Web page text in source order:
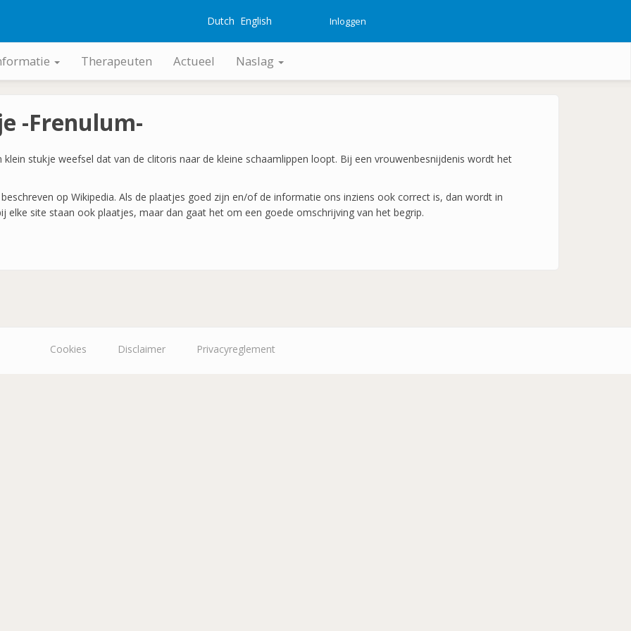
Dutch English Gebruikersmenu
Inloggen
Therapeuten Actueel Naslag
-Frenulum-
stukje weefsel dat van de clitoris naar de kleine schaamlippen loopt. Bij een vrouwenbesnijdenis wordt het
op Wikipedia. Als de plaatjes goed zijn en/of de informatie ons inziens ook correct is, dan wordt in
elke site staan ook plaatjes, maar dan gaat het om een goede omschrijving van het begrip.
Cookies Disclaimer Privacyreglement